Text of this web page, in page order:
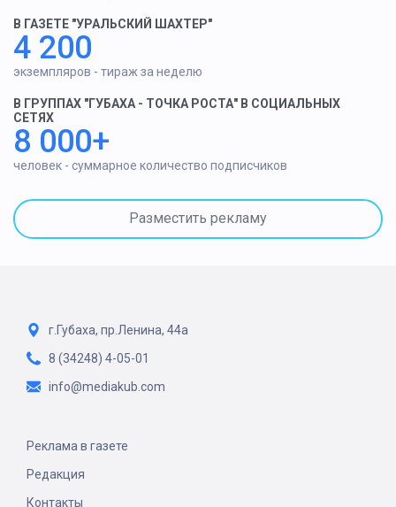
В ГАЗЕТЕ "УРАЛЬСКИЙ ШАХТЕР"
4 200
экземпляров - тираж за неделю
В ГРУППАХ "ГУБАХА - ТОЧКА РОСТА" В СОЦИАЛЬНЫХ
СЕТЯХ
8 000+
человек - суммарное количество подписчиков
Разместить рекламу
г.Губаха, пр.Ленина, 44а
8 (34248) 4-05-01
info@mediakub.com
Реклама в газете
Редакция
Контакты